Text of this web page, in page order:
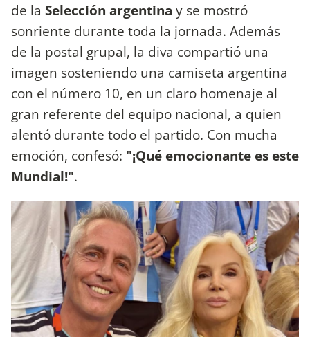
de la Selección argentina y se mostró
sonriente durante toda la jornada. Además
de la postal grupal, la diva compartió una
imagen sosteniendo una camiseta argentina
con el número 10, en un claro homenaje al
gran referente del equipo nacional, a quien
alentó durante todo el partido. Con mucha
emoción, confesó: "¡Qué emocionante es este
Mundial!".